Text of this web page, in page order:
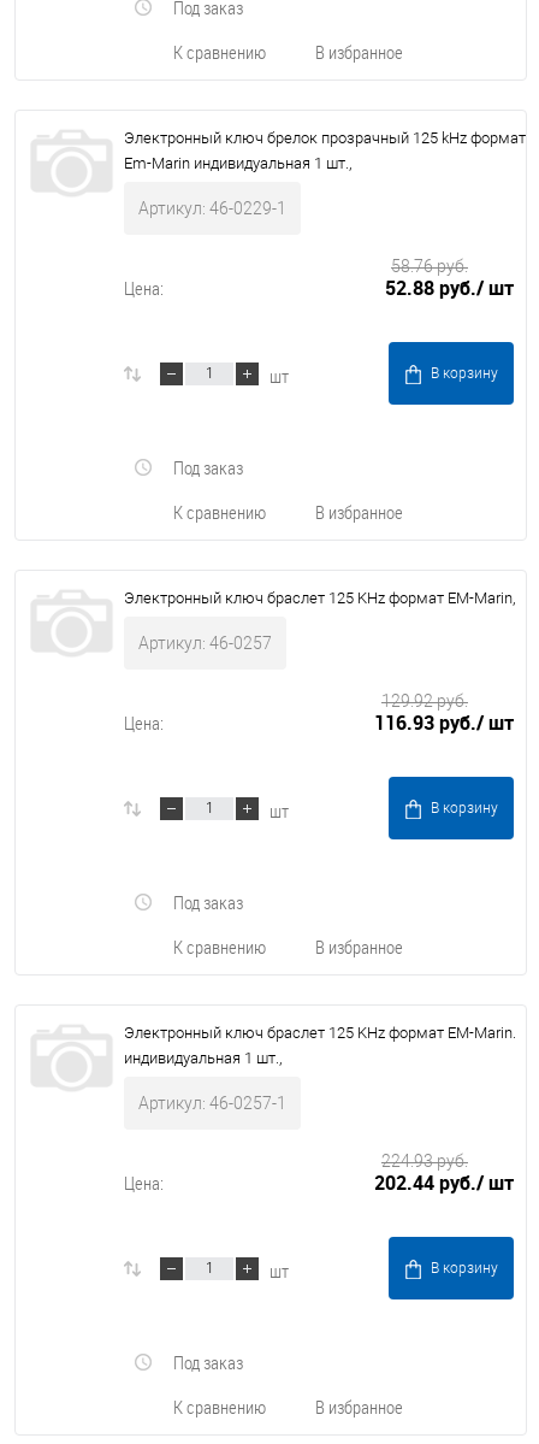
К сравнению В избранное
Под заказ
Электронный ключ брелок прозрачный 125 kHz формат
Em-Marin индивидуальная 1 шт.,
Артикул: 46-0229-1
Цена: 52.88 руб./ шт
58.76 руб.
шт В корзину
К сравнению В избранное
Под заказ
Электронный ключ браслет 125 KHz формат EM-Marin,
Артикул: 46-0257
Цена: 116.93 руб./ шт
129.92 руб.
шт В корзину
К сравнению В избранное
Под заказ
Электронный ключ браслет 125 KHz формат EM-Marin.
индивидуальная 1 шт.,
Артикул: 46-0257-1
Цена: 202.44 руб./ шт
224.93 руб.
шт В корзину
К сравнению В избранное
Под заказ